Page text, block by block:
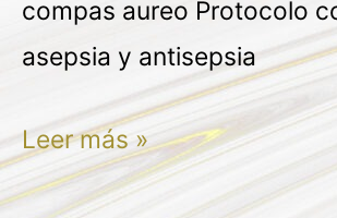
compas aureo Protocolo
asepsia y antisepsia
Leer más »